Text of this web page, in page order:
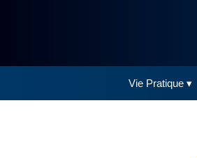
Vie Pratique ▾